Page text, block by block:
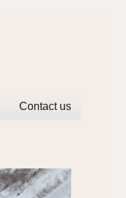
Contact us